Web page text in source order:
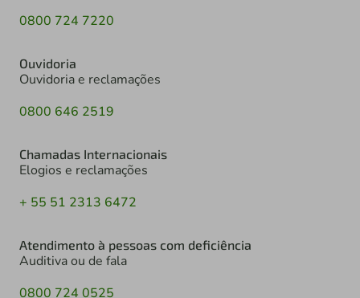
0800 724 7220
Ouvidoria
Ouvidoria e reclamações
0800 646 2519
Chamadas Internacionais
Elogios e reclamações
+ 55 51 2313 6472
Atendimento à pessoas com deficiência
Auditiva ou de fala
0800 724 0525